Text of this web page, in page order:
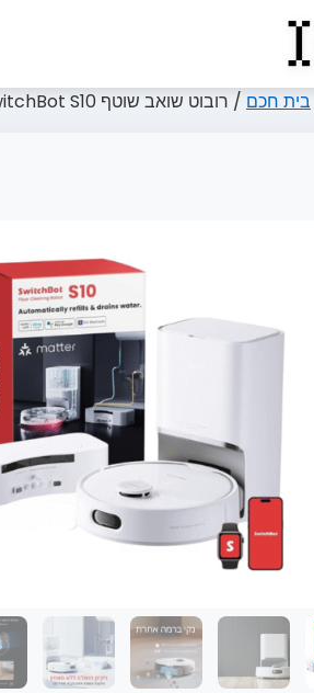
בית חכם / רובוט שואב שוטף SwitchBot S10